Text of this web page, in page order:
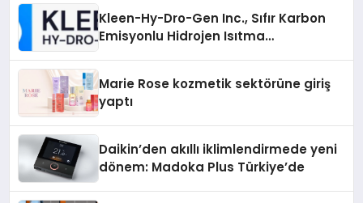
Kleen-Hy-Dro-Gen Inc., Sıfır Karbon
Emisyonlu Hidrojen Isıtma
Marie Rose kozmetik sektörüne giriş
yaptı
Daikin’den akıllı iklimlendirmede yeni
dönem: Madoka Plus Türkiye’de